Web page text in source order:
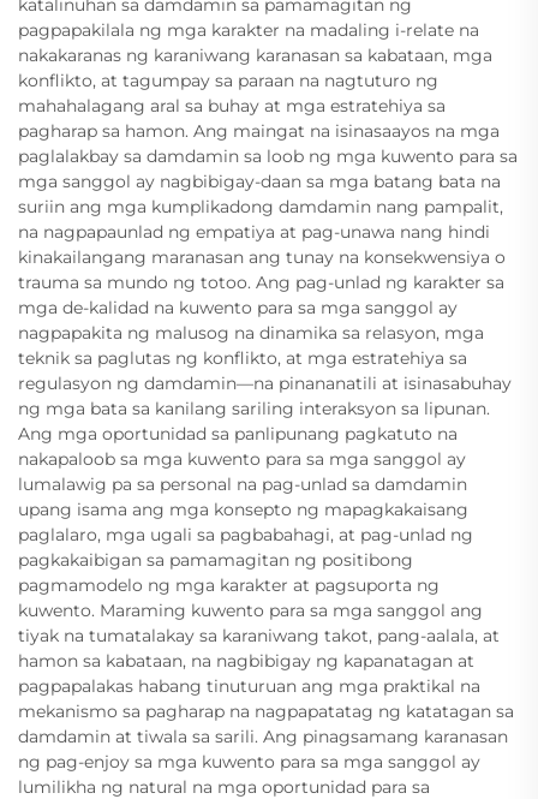
katalinuhan sa damdamin sa pamamagitan ng
pagpapakilala ng mga karakter na madaling i-relate na
nakakaranas ng karaniwang karanasan sa kabataan, mga
konflikto, at tagumpay sa paraan na nagtuturo ng
mahahalagang aral sa buhay at mga estratehiya sa
pagharap sa hamon. Ang maingat na isinasaayos na mga
paglalakbay sa damdamin sa loob ng mga kuwento para sa
mga sanggol ay nagbibigay-daan sa mga batang bata na
suriin ang mga kumplikadong damdamin nang pampalit,
na nagpapaunlad ng empatiya at pag-unawa nang hindi
kinakailangang maranasan ang tunay na konsekwensiya o
trauma sa mundo ng totoo. Ang pag-unlad ng karakter sa
mga de-kalidad na kuwento para sa mga sanggol ay
nagpapakita ng malusog na dinamika sa relasyon, mga
teknik sa paglutas ng konflikto, at mga estratehiya sa
regulasyon ng damdamin—na pinananatili at isinasabuhay
ng mga bata sa kanilang sariling interaksyon sa lipunan.
Ang mga oportunidad sa panlipunang pagkatuto na
nakapaloob sa mga kuwento para sa mga sanggol ay
lumalawig pa sa personal na pag-unlad sa damdamin
upang isama ang mga konsepto ng mapagkakaisang
paglalaro, mga ugali sa pagbabahagi, at pag-unlad ng
pagkakaibigan sa pamamagitan ng positibong
pagmamodelo ng mga karakter at pagsuporta ng
kuwento. Maraming kuwento para sa mga sanggol ang
tiyak na tumatalakay sa karaniwang takot, pang-aalala, at
hamon sa kabataan, na nagbibigay ng kapanatagan at
pagpapalakas habang tinuturuan ang mga praktikal na
mekanismo sa pagharap na nagpapatatag ng katatagan sa
damdamin at tiwala sa sarili. Ang pinagsamang karanasan
ng pag-enjoy sa mga kuwento para sa mga sanggol ay
lumilikha ng natural na mga oportunidad para sa